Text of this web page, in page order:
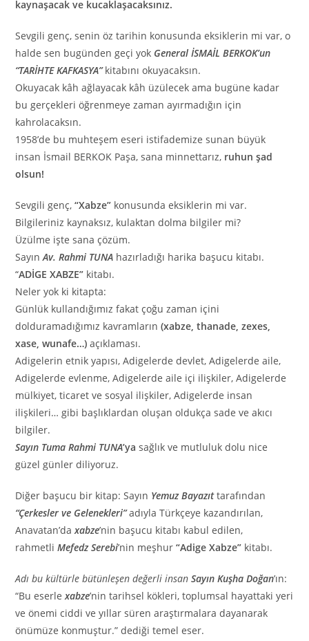
kaynaşacak ve kucaklaşacaksınız.
Sevgili genç, senin öz tarihin konusunda eksiklerin mi var, o
halde sen bugünden geçi yok General İSMAİL BERKOK’un
“TARİHTE KAFKASYA”kitabını okuyacaksın.
Okuyacak kâh ağlayacak kâh üzülecek ama bugüne kadar
bu gerçekleri öğrenmeye zaman ayırmadığın için
kahrolacaksın.
1958’de bu muhteşem eseri istifademize sunan büyük
insan İsmail BERKOK Paşa, sana minnettarız, ruhun şad
olsun!
Sevgili genç,“Xabze” konusunda eksiklerin mi var.
Bilgileriniz kaynaksız, kulaktan dolma bilgiler mi?
Üzülme işte sana çözüm.
SayınAv. Rahmi TUNA hazırladığı harika başucu kitabı.
“ADİGE XABZE” kitabı.
Neler yok ki kitapta:
Günlük kullandığımız fakat çoğu zaman içini
dolduramadığımız kavramların(xabze, thanade, zexes,
xase, wunafe…) açıklaması.
Adigelerin etnik yapısı, Adigelerde devlet, Adigelerde aile,
Adigelerde evlenme, Adigelerde aile içi ilişkiler, Adigelerde
mülkiyet, ticaret ve sosyal ilişkiler, Adigelerde insan
ilişkileri… gibi başlıklardan oluşan oldukça sade ve akıcı
bilgiler.
Sayın Tuma Rahmi TUNA’ya sağlık ve mutluluk dolu nice
güzel günler diliyoruz.
Diğer başucu bir kitap: Sayın Yemuz Bayazıttarafından
“Çerkesler ve Gelenekleri”adıyla Türkçeye kazandırılan,
Anavatan’daxabze’nin başucu kitabı kabul edilen,
rahmetliMefedz Serebi’nin meşhur“Adige Xabze” kitabı.
Adı bu kültürle bütünleşen değerli insan Sayın Kuşha Doğan’ın:
“Bu eserlexabze’nin tarihsel kökleri, toplumsal hayattaki yeri
ve önemi ciddi ve yıllar süren araştırmalara dayanarak
önümüze konmuştur.” dediği temel eser.